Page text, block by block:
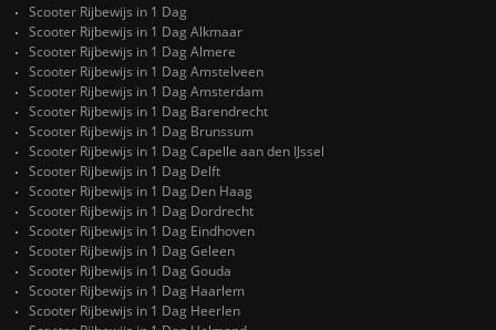
Scooter Rijbewijs in 1 Dag
Scooter Rijbewijs in 1 Dag Alkmaar
Scooter Rijbewijs in 1 Dag Almere
Scooter Rijbewijs in 1 Dag Amstelveen
Scooter Rijbewijs in 1 Dag Amsterdam
Scooter Rijbewijs in 1 Dag Barendrecht
Scooter Rijbewijs in 1 Dag Brunssum
Scooter Rijbewijs in 1 Dag Capelle aan den IJssel
Scooter Rijbewijs in 1 Dag Delft
Scooter Rijbewijs in 1 Dag Den Haag
Scooter Rijbewijs in 1 Dag Dordrecht
Scooter Rijbewijs in 1 Dag Eindhoven
Scooter Rijbewijs in 1 Dag Geleen
Scooter Rijbewijs in 1 Dag Gouda
Scooter Rijbewijs in 1 Dag Haarlem
Scooter Rijbewijs in 1 Dag Heerlen